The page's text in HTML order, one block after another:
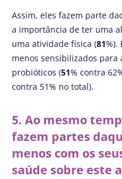
Assim, eles fazem parte
a importância de ter uma
uma atividade física (81%).
menos sensibilizados
probióticos (51% contra
contra 51% no total).
5. Ao mesmo
fazem partes
menos com os
saúde sobre este
Fique
Junte-se à
receba "The
se manter